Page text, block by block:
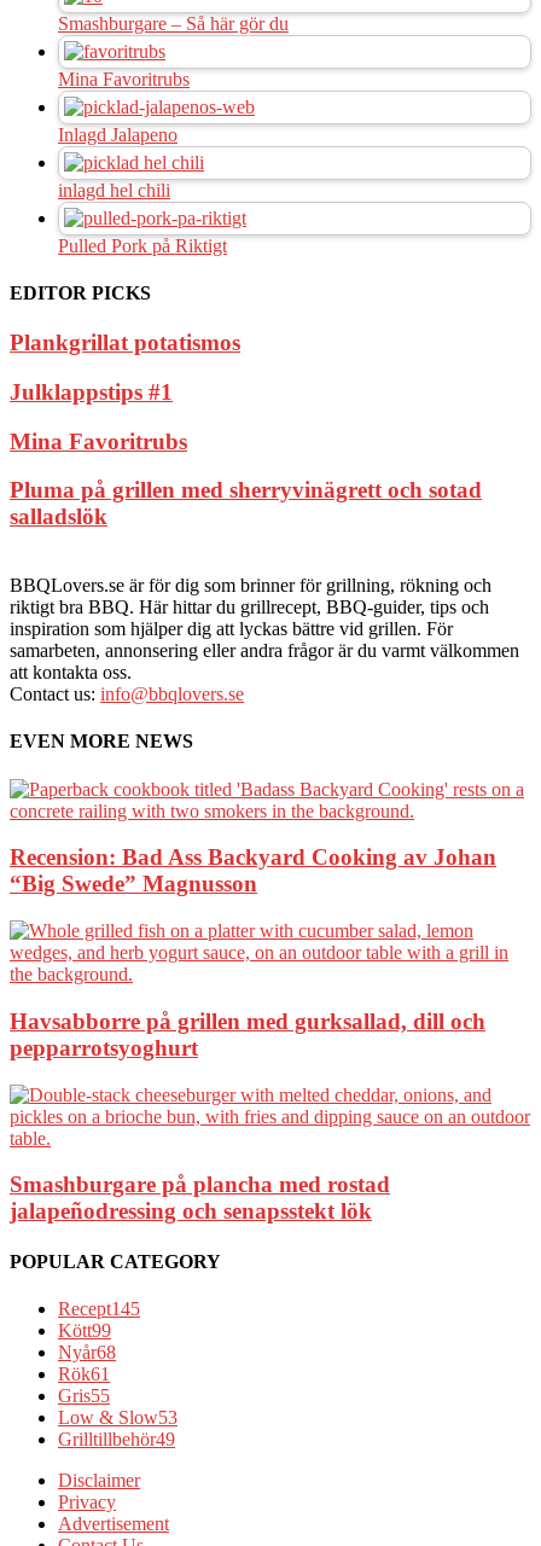
Smashburgare – Så här gör du
Mina Favoritrubs
Inlagd Jalapeno
inlagd hel chili
Pulled Pork på Riktigt
EDITOR PICKS
Plankgrillat potatismos
Julklappstips #1
Mina Favoritrubs
Pluma på grillen med sherryvinägrett och sotad
salladslök
BBQLovers.se är för dig som brinner för grillning, rökning och
riktigt bra BBQ. Här hittar du grillrecept, BBQ-guider, tips och
inspiration som hjälper dig att lyckas bättre vid grillen. För
samarbeten, annonsering eller andra frågor är du varmt välkommen
att kontakta oss.
Contact us: info@bbqlovers.se
EVEN MORE NEWS
Recension: Bad Ass Backyard Cooking av Johan
“Big Swede” Magnusson
Havsabborre på grillen med gurksallad, dill och
pepparrotsyoghurt
Smashburgare på plancha med rostad
jalapeñodressing och senapsstekt lök
POPULAR CATEGORY
Recept145
Kött99
Nyår68
Rök61
Gris55
Low & Slow53
Grilltillbehör49
Disclaimer
Privacy
Advertisement